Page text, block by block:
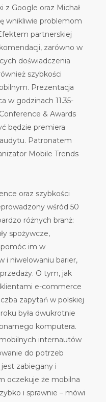
z Google oraz Michał
wnikliwie problemom
partnerskiej
zarówno w
doświadczenia
szybkości
Prezentacja
w godzinach 11.35-
& Awards
będzie premiera
Patronatem
Mobile Trends
oraz szybkości
wśród 50
różnych branż:
spożywcze,
pomóc im w
i niwelowaniu barier,
O tym, jak
e-commerce
zapytań w polskiej
była dwukrotnie
komputera.
internautów
do potrzeb
zabiegany i
oczekuje że mobilna
i sprawnie – mówi